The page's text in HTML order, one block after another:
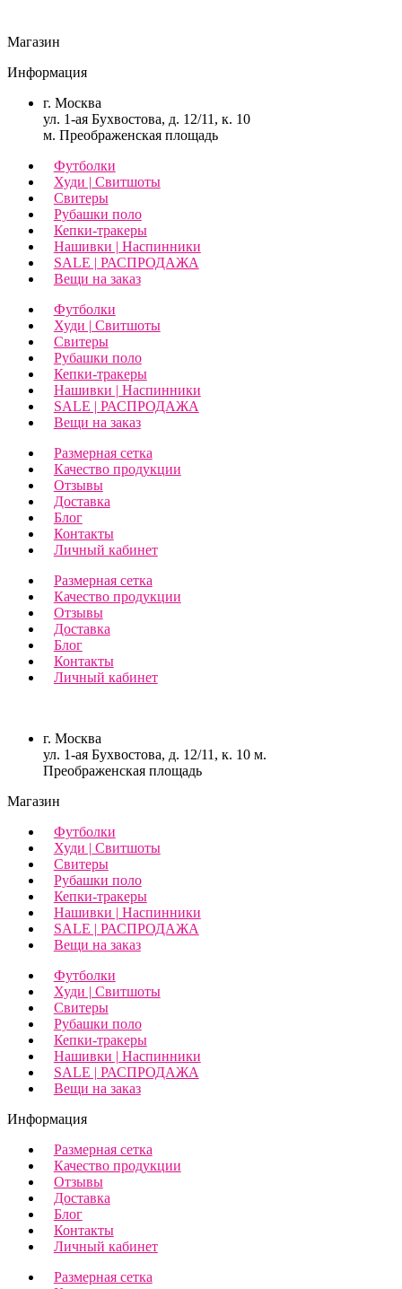
Магазин
Информация
г. Москва
ул. 1-ая Бухвостова, д. 12/11, к. 10
м. Преображенская площадь
Футболки
Худи | Свитшоты
Свитеры
Рубашки поло
Кепки-тракеры
Нашивки | Наспинники
SALE | РАСПРОДАЖА
Вещи на заказ
Футболки
Худи | Свитшоты
Свитеры
Рубашки поло
Кепки-тракеры
Нашивки | Наспинники
SALE | РАСПРОДАЖА
Вещи на заказ
Размерная сетка
Качество продукции
Отзывы
Доставка
Блог
Контакты
Личный кабинет
Размерная сетка
Качество продукции
Отзывы
Доставка
Блог
Контакты
Личный кабинет
г. Москва
ул. 1-ая Бухвостова, д. 12/11, к. 10 м.
Преображенская площадь
Магазин
Футболки
Худи | Свитшоты
Свитеры
Рубашки поло
Кепки-тракеры
Нашивки | Наспинники
SALE | РАСПРОДАЖА
Вещи на заказ
Футболки
Худи | Свитшоты
Свитеры
Рубашки поло
Кепки-тракеры
Нашивки | Наспинники
SALE | РАСПРОДАЖА
Вещи на заказ
Информация
Размерная сетка
Качество продукции
Отзывы
Доставка
Блог
Контакты
Личный кабинет
Размерная сетка